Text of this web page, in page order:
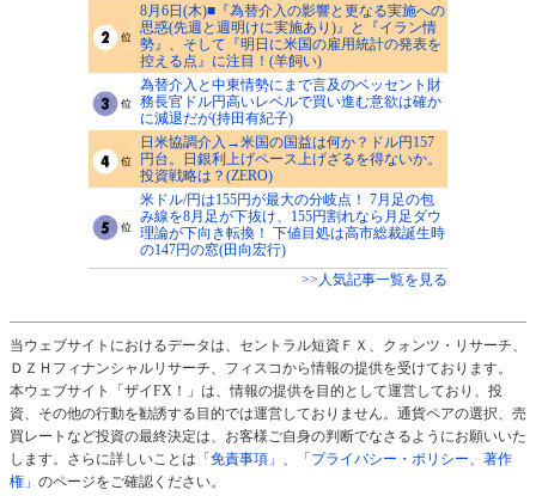
8月6日(木)■『為替介入の影響と更なる実施への
思惑(先週と週明けに実施あり)』と『イラン情
勢』、そして『明日に米国の雇用統計の発表を
控える点』に注目！(羊飼い)
為替介入と中東情勢にまで言及のベッセント財
務長官ドル円高いレベルで買い進む意欲は確か
に減退だが(持田有紀子)
日米協調介入→米国の国益は何か？ドル円157
円台。日銀利上げペース上げざるを得ないか。
投資戦略は？(ZERO)
米ドル/円は155円が最大の分岐点！ 7月足の包
み線を8月足が下抜け、155円割れなら月足ダウ
理論が下向き転換！ 下値目処は高市総裁誕生時
の147円の窓(田向宏行)
>>人気記事一覧を見る
当ウェブサイトにおけるデータは、セントラル短資ＦＸ、クォンツ・リサーチ、
ＤＺＨフィナンシャルリサーチ、フィスコから情報の提供を受けております。
本ウェブサイト「ザイFX！」は、情報の提供を目的として運営しており、投
資、その他の行動を勧誘する目的では運営しておりません。通貨ペアの選択、売
買レートなど投資の最終決定は、お客様ご自身の判断でなさるようにお願いいた
します。さらに詳しいことは 「免責事項」 、
「プライバシー・ポリシー、著作
権」 のページをご確認ください。